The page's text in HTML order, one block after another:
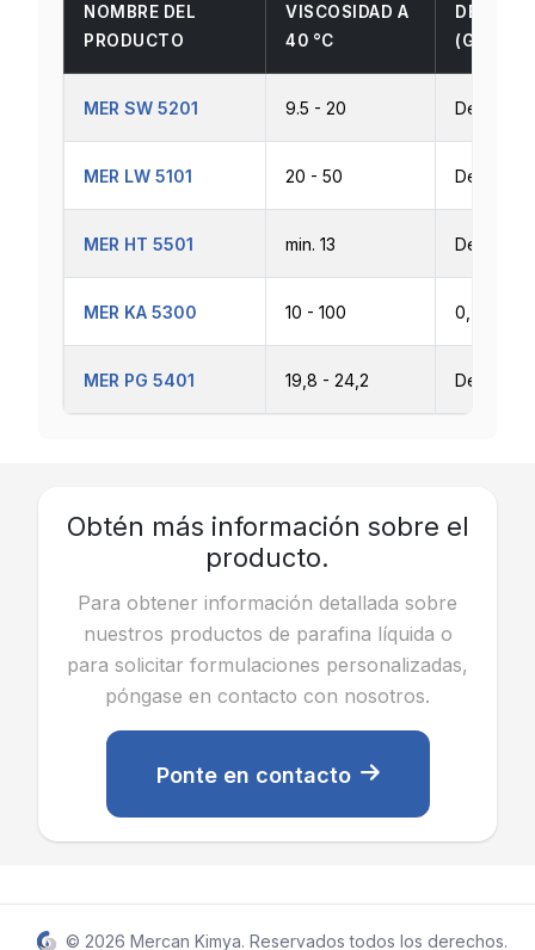
NOMBRE DEL
PRODUCTO
VISCOSIDAD A
40 °C
(G/CM³)
MER SW 5201 9.5 - 20
MER LW 5101 20 - 50
MER HT 5501 min. 13
MER KA 5300 10 - 100 0,750 -
MER PG 5401 19,8 - 24,2
Obtén más información sobre el
producto.
Para obtener información detallada sobre
nuestros productos de parafina líquida o
para solicitar formulaciones personalizadas,
póngase en contacto con nosotros.
Ponte en contacto
© 2026 Mercan Kimya. Reservados todos los derechos.